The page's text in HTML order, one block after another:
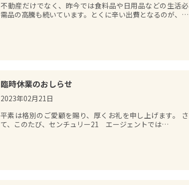
不動産だけでなく、昨今では食料品や日用品などの生活必
需品の高騰も続いています。とくに辛い出費となるのが、…
臨時休業のおしらせ
2023年02月21日
平素は格別のご愛顧を賜り、厚くお礼を申し上げます。 さ
て、このたび、センチュリー21 エージェントでは…